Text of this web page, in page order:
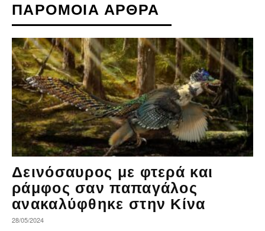
ΠΑΡΟΜΟΙΑ ΑΡΘΡΑ
Δεινόσαυρος με φτερά και
ράμφος σαν παπαγάλος
ανακαλύφθηκε στην Κίνα
28/05/2024